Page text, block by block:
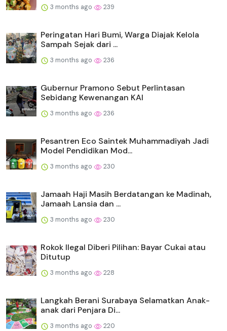
3 months ago 239
Peringatan Hari Bumi, Warga Diajak Kelola
Sampah Sejak dari ...
3 months ago 236
Gubernur Pramono Sebut Perlintasan
Sebidang Kewenangan KAI
3 months ago 236
Pesantren Eco Saintek Muhammadiyah Jadi
Model Pendidikan Mod...
3 months ago 230
Jamaah Haji Masih Berdatangan ke Madinah,
Jamaah Lansia dan ...
3 months ago 230
Rokok Ilegal Diberi Pilihan: Bayar Cukai atau
Ditutup
3 months ago 228
Langkah Berani Surabaya Selamatkan Anak-
anak dari Penjara Di...
3 months ago 220